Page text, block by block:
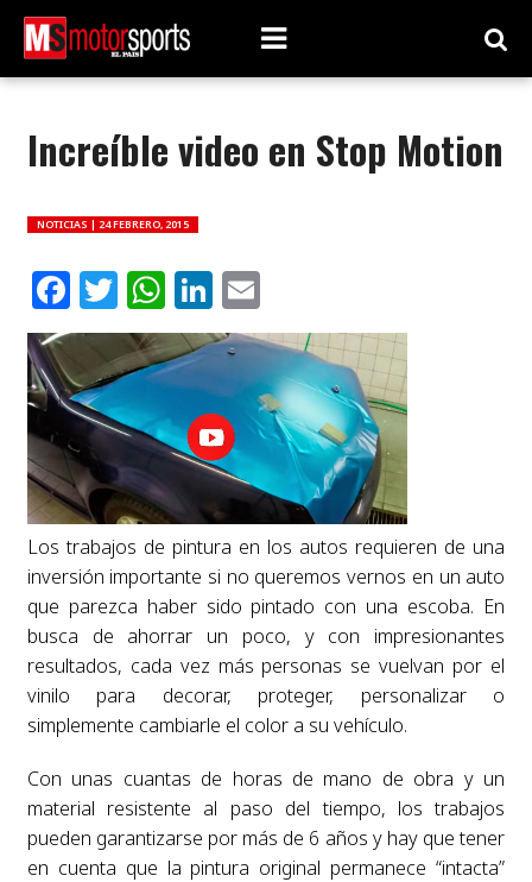
Increíble video en Stop Motion
NOTICIAS | 24 FEBRERO, 2015
Facebook
Twitter
WhatsApp
LinkedIn
Email
Los trabajos de pintura en los autos requieren de una
inversión importante si no queremos vernos en un auto
que parezca haber sido pintado con una escoba. En
busca de ahorrar un poco, y con impresionantes
resultados, cada vez más personas se vuelvan por el
vinilo para decorar, proteger, personalizar o
simplemente cambiarle el color a su vehículo.
Con unas cuantas de horas de mano de obra y un
material resistente al paso del tiempo, los trabajos
pueden garantizarse por más de 6 años y hay que tener
en cuenta que la pintura original permanece “intacta”